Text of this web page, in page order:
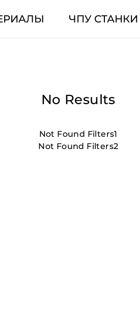
ЧПУ СТАНКИ
No Results
Not Found Filters1
Not Found Filters2